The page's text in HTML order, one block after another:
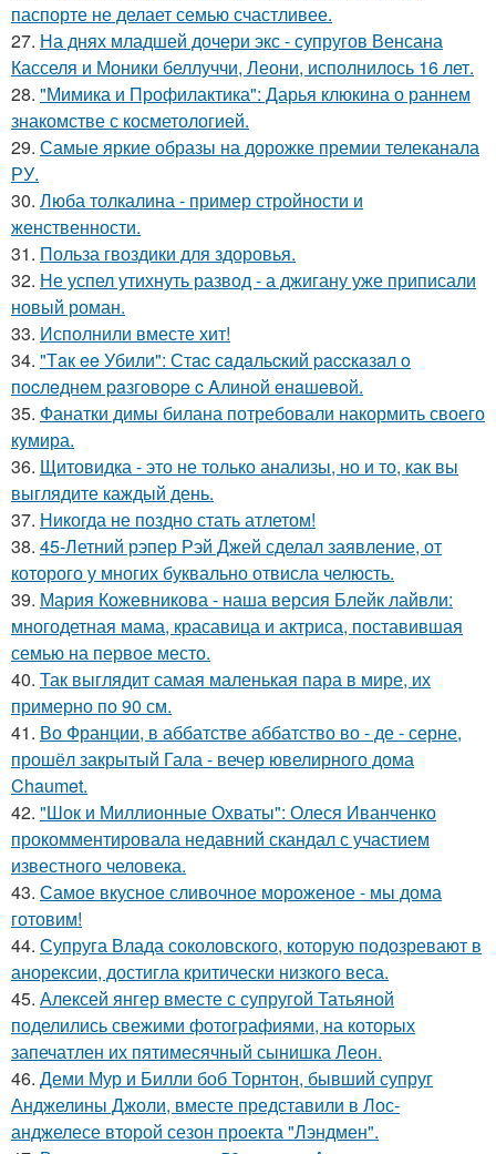
паспорте не делает семью счастливее.
27. На днях младшей дочери экс - супругов Венсана
Касселя и Моники беллуччи, Леони, исполнилось 16 лет.
28. "Мимика и Профилактика": Дарья клюкина о раннем
знакомстве с косметологией.
29. Самые яркие образы на дорожке премии телеканала
РУ.
30. Люба толкалина - пример стройности и
женственности.
31. Польза гвоздики для здоровья.
32. Не успел утихнуть развод - а джигану уже приписали
новый роман.
33. Исполнили вместе хит!
34. "Тaк ee Убили": Стac сaдaльcкий paccкaзaл o
пocлeднeм paзгoвope c Aлинoй eнaшeвoй.
35. Фанатки димы билана потребовали накормить своего
кумира.
36. Щитовидка - это не только анализы, но и то, как вы
выглядите каждый день.
37. Никогда не поздно стать атлетом!
38. 45-Летний рэпер Рэй Джей сделал заявление, от
которого у многих буквально отвисла челюсть.
39. Мария Кожевникова - наша версия Блейк лайвли:
многодетная мама, красавица и актриса, поставившая
семью на первое место.
40. Так выглядит самая маленькая пара в мире, их
примерно по 90 см.
41. Во Франции, в аббатстве аббатство во - де - серне,
прошёл закрытый Гала - вечер ювелирного дома
Chaumet.
42. "Шок и Миллионные Охваты": Олеся Иванченко
прокомментировала недавний скандал с участием
известного человека.
43. Самое вкусное сливочное мороженое - мы дома
готовим!
44. Супруга Влада соколовского, которую подозревают в
анорексии, достигла критически низкого веса.
45. Алексей янгер вместе с супругой Татьяной
поделились свежими фотографиями, на которых
запечатлен их пятимесячный сынишка Леон.
46. Деми Мур и Билли боб Торнтон, бывший супруг
Анджелины Джоли, вместе представили в Лос-
анджелесе второй сезон проекта "Лэндмен".